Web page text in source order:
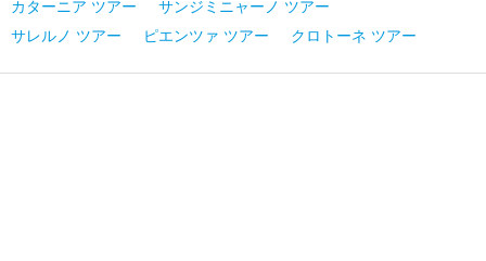
カターニア ツアー
サンジミニャーノ ツアー
サレルノ ツアー
ピエンツァ ツアー クロトーネ ツアー